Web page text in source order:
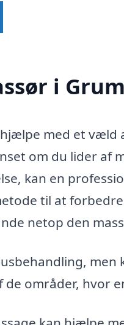
i
med et
om du lider af
kan en
til at
netop den
områder, hvor